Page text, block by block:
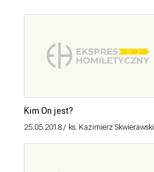
Kim On jest?
25.05.2018 ks. Kazimierz Skwierawski